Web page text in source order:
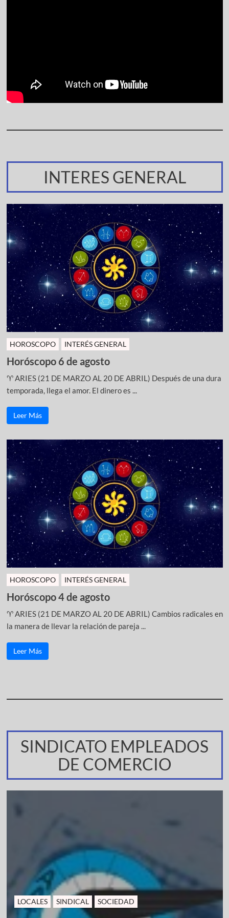
INTERES GENERAL
HOROSCOPO INTERÉS GENERAL
Horóscopo 6 de agosto
♈ ARIES (21 DE MARZO AL 20 DE ABRIL) Después de una dura
temporada, llega el amor. El dinero es ...
Leer Más
HOROSCOPO INTERÉS GENERAL
Horóscopo 4 de agosto
♈ ARIES (21 DE MARZO AL 20 DE ABRIL) Cambios radicales en
la manera de llevar la relación de pareja ...
Leer Más
SINDICATO EMPLEADOS
DE COMERCIO
LOCALES SINDICAL SOCIEDAD